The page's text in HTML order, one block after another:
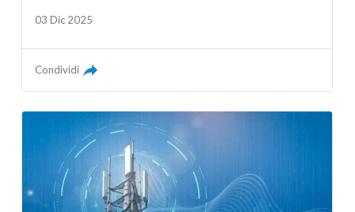
03 Dic 2025
Condividi